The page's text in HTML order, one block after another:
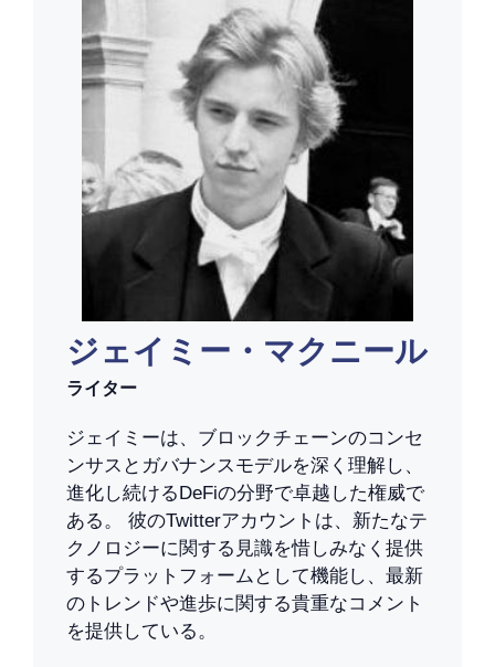
ジェイミー・マクニール
ライター
ジェイミーは、ブロックチェーンのコンセ
ンサスとガバナンスモデルを深く理解し、
進化し続けるDeFiの分野で卓越した権威で
ある。 彼のTwitterアカウントは、新たなテ
クノロジーに関する見識を惜しみなく提供
するプラットフォームとして機能し、最新
のトレンドや進歩に関する貴重なコメント
を提供している。